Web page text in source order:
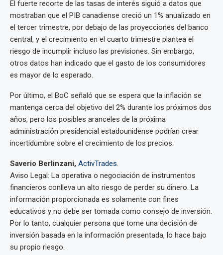
El fuerte recorte de las tasas de interés siguió a datos que
mostraban que el PIB canadiense creció un 1% anualizado en
el tercer trimestre, por debajo de las proyecciones del banco
central, y el crecimiento en el cuarto trimestre plantea el
riesgo de incumplir incluso las previsiones. Sin embargo,
otros datos han indicado que el gasto de los consumidores
es mayor de lo esperado.
Por último, el BoC señaló que se espera que la inflación se
mantenga cerca del objetivo del 2% durante los próximos dos
años, pero los posibles aranceles de la próxima
administración presidencial estadounidense podrían crear
incertidumbre sobre el crecimiento de los precios.
Saverio Berlinzani, ActivTrades.
Aviso Legal: La operativa o negociación de instrumentos
financieros conlleva un alto riesgo de perder su dinero. La
información proporcionada es solamente con fines
educativos y no debe ser tomada como consejo de inversión.
Por lo tanto, cualquier persona que tome una decisión de
inversión basada en la información presentada, lo hace bajo
su propio riesgo.